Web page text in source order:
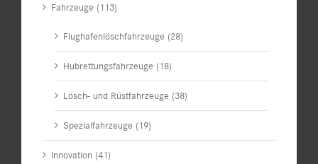
Fahrzeuge (113)
Flughafenlöschfahrzeuge (28)
Hubrettungsfahrzeuge (18)
Lösch- und Rüstfahrzeuge (38)
Spezialfahrzeuge (19)
Innovation (41)